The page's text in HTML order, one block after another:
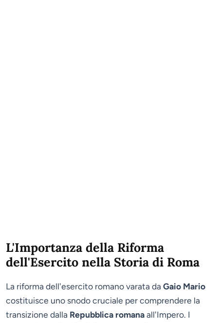
L'Importanza della Riforma
dell'Esercito nella Storia di Roma
La riforma dell'esercito romano varata da Gaio Mario
costituisce uno snodo cruciale per comprendere la
transizione dalla Repubblica romanaall'Impero. I